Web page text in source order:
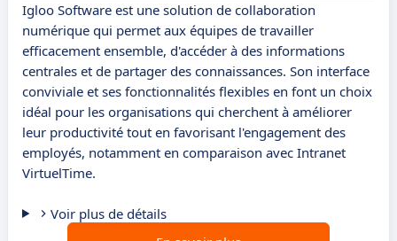
Igloo Software est une solution de collaboration
numérique qui permet aux équipes de travailler
efficacement ensemble, d'accéder à des informations
centrales et de partager des connaissances. Son interface
conviviale et ses fonctionnalités flexibles en font un choix
idéal pour les organisations qui cherchent à améliorer
leur productivité tout en favorisant l'engagement des
employés, notamment en comparaison avec Intranet
VirtuelTime.
Voir plus de détails